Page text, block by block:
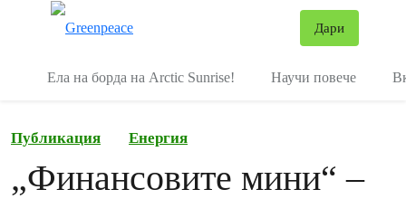
Дари
Ела на борда на Arctic Sunrise! Научи повече
Публикация Енергия
„Финансовите мини“ –